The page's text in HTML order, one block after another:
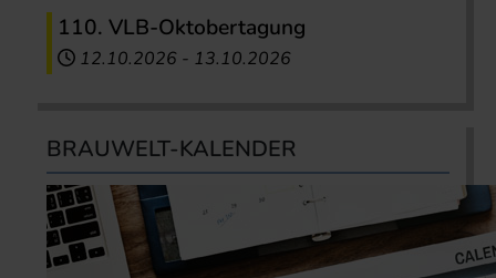
110. VLB-Oktobertagung
12.10.2026 - 13.10.2026
BRAUWELT-KALENDER